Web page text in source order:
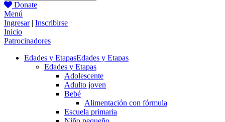
Donate
Menú
Ingresar| Inscribirse
Inicio
Patrocinadores
Edades y EtapasEdades y Etapas
Edades y Etapas
Adolescente
Adulto joven
Bebé
Alimentación con fórmula
Escuela primaria